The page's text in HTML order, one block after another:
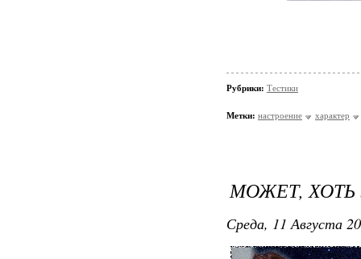
Рубрики: Тестики
Метки: настроение характер
МОЖЕТ, ХОТЬ
Среда, 11 Августа